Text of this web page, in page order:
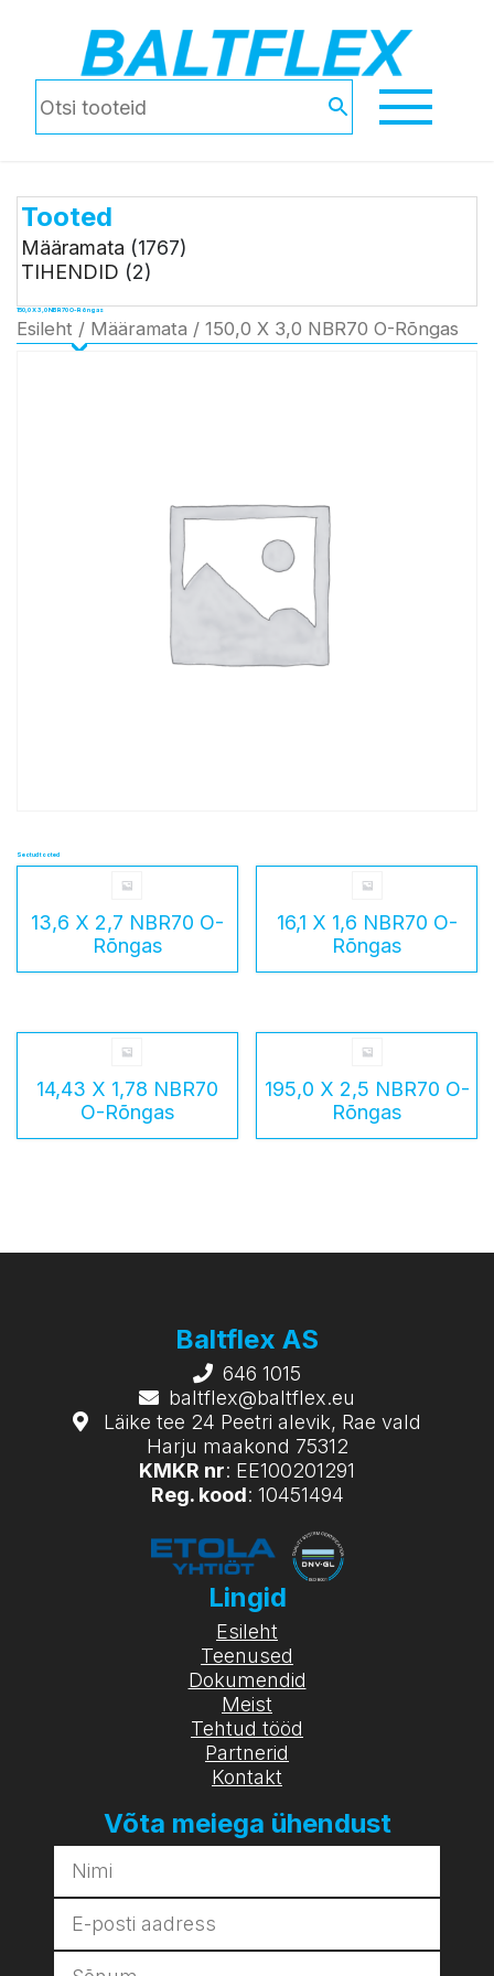
Tooted
Määramata (1767)
TIHENDID (2)
150,0 X 3,0 NBR70 O-Rõngas
Esileht / Määramata / 150,0 X 3,0 NBR70 O-Rõngas
Seotud tooted
13,6 X 2,7 NBR70 O-
Rõngas
16,1 X 1,6 NBR70 O-
Rõngas
14,43 X 1,78 NBR70
O-Rõngas
195,0 X 2,5 NBR70 O-
Rõngas
Baltflex AS
646 1015
baltflex@baltflex.eu
Läike tee 24 Peetri alevik, Rae vald
Harju maakond 75312
KMKR nr: EE100201291
Reg. kood: 10451494
Lingid
Esileht
Teenused
Dokumendid
Meist
Tehtud tööd
Partnerid
Kontakt
Võta meiega ühendust